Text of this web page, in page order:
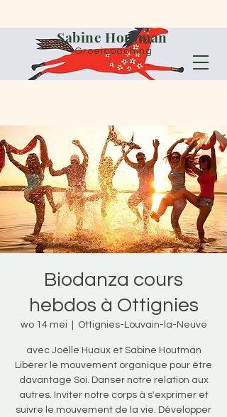
Sabine Houtman
Groeicoaching
Biodanza cours
hebdos à Ottignies
wo 14 mei Ottignies-Louvain-la-Neuve
avec Joëlle Huaux et Sabine Houtman
Libérer le mouvement organique pour être
davantage Soi. Danser notre relation aux
autres. Inviter notre corps à s'exprimer et
suivre le mouvement de la vie. Développer